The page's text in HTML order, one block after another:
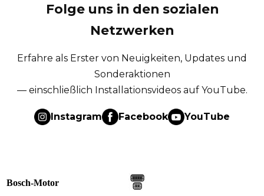
Folge uns in den sozialen
Netzwerken
Erfahre als Erster von Neuigkeiten, Updates und
Sonderaktionen
— einschließlich Installationsvideos auf YouTube.
Instagram Facebook YouTube
Bosch-Motor